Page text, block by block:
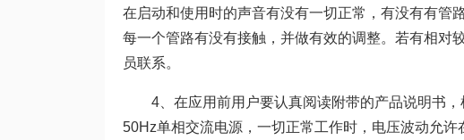
在启动和使用时的声音有没有一切正常，有没有有管
每一个管路有没有接触，并做有效的调整。若有相对
员联系。
4、在应用前用户要认真阅读附带的产品说明书，
50Hz单相交流电源，一切正常工作时，电压波动允